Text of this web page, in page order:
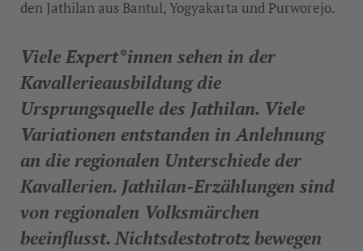
den Jathilan aus Bantul, Yogyakarta und Purworejo.
Viele Expert*innen sehen in der
Kavallerieausbildung die
Ursprungsquelle des Jathilan. Viele
Variationen entstanden in Anlehnung
an die regionalen Unterschiede der
Kavallerien. Jathilan-Erzählungen sind
von regionalen Volksmärchen
beeinflusst. Nichtsdestotrotz bewegen